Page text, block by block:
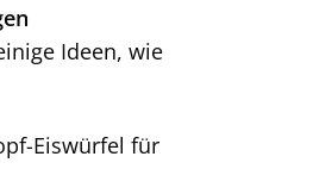
Ideen, wie
Eiswürfel für